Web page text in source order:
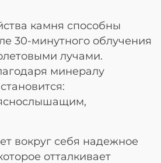
камня способны
30-минутного облучения
лучами.
минералу
вокруг себя надежное
отталкивает